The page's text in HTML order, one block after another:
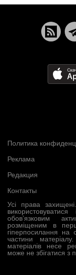
Усі права
обов’язковим
розміщеним в
гіперпосилання на
частини
матеріалів несе
може не збігатися з
Политика
Реклама
Редакция
Контакты